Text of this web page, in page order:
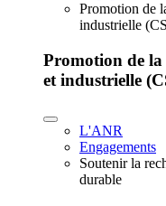
Promotion de
industrielle
Promotion de
et industrielle
L'ANR
Engagements
Soutenir la
durable